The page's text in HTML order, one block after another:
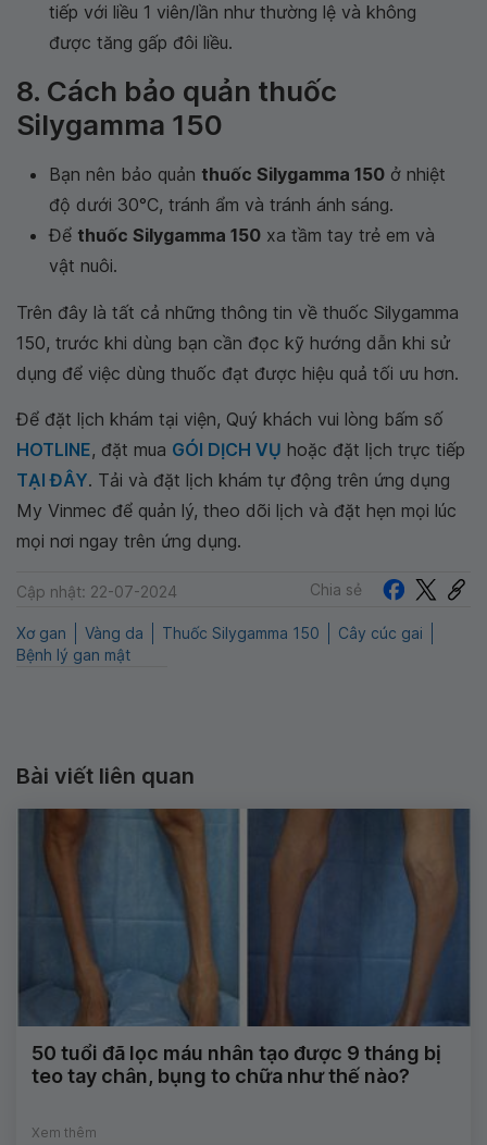
tiếp với liều 1 viên/lần như thường lệ và không
được tăng gấp đôi liều.
8. Cách bảo quản thuốc
Silygamma 150
Bạn nên bảo quản thuốc Silygamma 150 ở nhiệt
độ dưới 30°C, tránh ẩm và tránh ánh sáng.
Để thuốc Silygamma 150 xa tầm tay trẻ em và
vật nuôi.
Trên đây là tất cả những thông tin về thuốc Silygamma
150, trước khi dùng bạn cần đọc kỹ hướng dẫn khi sử
dụng để việc dùng thuốc đạt được hiệu quả tối ưu hơn.
Để đặt lịch khám tại viện, Quý khách vui lòng bấm số
HOTLINE, đặt mua GÓI DỊCH VỤ hoặc đặt lịch trực tiếp
TẠI ĐÂY. Tải và đặt lịch khám tự động trên ứng dụng
My Vinmec để quản lý, theo dõi lịch và đặt hẹn mọi lúc
mọi nơi ngay trên ứng dụng.
Cập nhật: 22-07-2024 Chia sẻ
Xơ gan Vàng da Thuốc Silygamma 150
Cây cúc gai
Bệnh lý gan mật
Bài viết liên quan
50 tuổi đã lọc máu nhân tạo được 9 tháng bị
teo tay chân, bụng to chữa như thế nào?
Xem thêm